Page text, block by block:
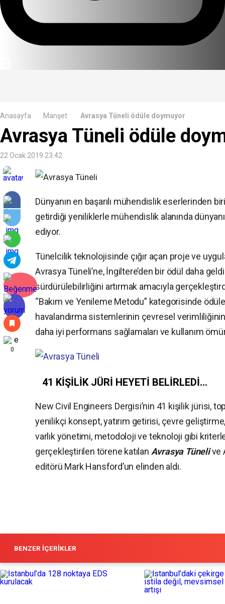
Anasayfa Manşet Avrasya Tüneli ödüle doymuyor
Avrasya Tüneli ödüle
22 Ocak 2019 23:42
0
Dünyanın en başarılı mühendislik eserlerinden
getirdiği yeniliklerle mühendislik alanında
ediyor.
Tünelcilik teknolojisinde çığır açan proje ve
Avrasya Tüneli’ne, İngiltere’den bir ödül daha
sürdürülebilirliğini artırmak amacıyla
“Bakım ve Yenileme Metodu” kategorisinde
havalandırma sistemlerinin çevresel
daha iyi performans sağlamaları ve kullanım
41 KİŞİLİK JÜRİ HEYETİ BELİRLEDİ…
New Civil Engineers Dergisi’nin 41 kişilik jürisi,
yenilikçi konsept, yatırım getirisi, çevre
varlık yönetimi, metodoloji ve teknoloji gibi
gerçekleştirilen törene katılan Avrasya Tünelive
editörü Mark Hansford’un elinden aldı.
BENZER İÇERIKLER